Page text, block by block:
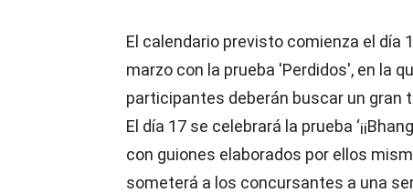
El calendario previsto comienza el día
marzo con la prueba 'Perdidos', en la
participantes deberán buscar un gran
El día 17 se celebrará la prueba
con guiones elaborados por ellos
someterá a los concursantes a una